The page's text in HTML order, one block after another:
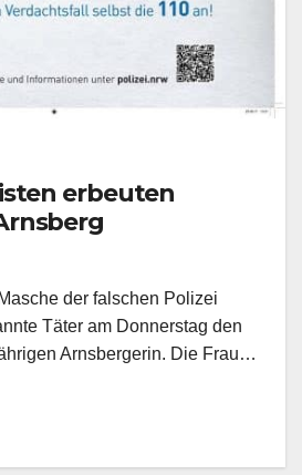
erbeuten
der falschen Polizei
Täter am Donnerstag den
Arnsbergerin. Die Frau…